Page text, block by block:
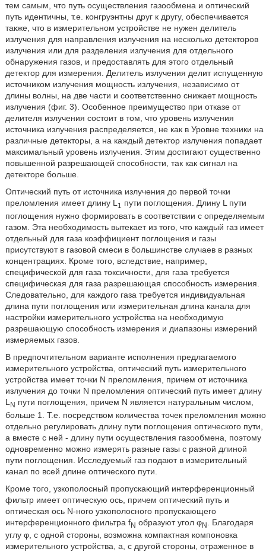
тем самым, что путь осуществления газообмена и оптический
путь идентичны, т.е. конгруэнтны друг к другу, обеспечивается
также, что в измерительном устройстве не нужен делитель
излучения для направления излучения на несколько детекторов
излучения или для разделения излучения для отдельного
обнаружения газов, и предоставлять для этого отдельный
детектор для измерения. Делитель излучения делит испущенную
источником излучения мощность излучения, независимо от
длины волны, на две части и соответственно снижает мощность
излучения (фиг. 3). Особенное преимущество при отказе от
делителя излучения состоит в том, что уровень излучения
источника излучения распределяется, не как в Уровне техники на
различные детекторы, а на каждый детектор излучения попадает
максимальный уровень излучения. Этим достигают существенно
повышенной разрешающей способности, так как сигнал на
детекторе больше.
Оптический путь от источника излучения до первой точки
преломления имеет длину L 1
пути поглощения. Длину L пути
поглощения нужно формировать в соответствии с определяемым
газом. Эта необходимость вытекает из того, что каждый газ имеет
отдельный для газа коэффициент поглощения и газы
присутствуют в газовой смеси в большинстве случаев в разных
концентрациях. Кроме того, вследствие, например,
специфической для газа токсичности, для газа требуется
специфическая для газа разрешающая способность измерения.
Следовательно, для каждого газа требуется индивидуальная
длина пути поглощения или измерительная длина канала для
настройки измерительного устройства на необходимую
разрешающую способность измерения и диапазоны измерений
измеряемых газов.
В предпочтительном варианте исполнения предлагаемого
измерительного устройства, оптический путь измерительного
устройства имеет точки N преломления, причем от источника
излучения до точки N преломления оптический путь имеет длину
L N пути поглощения, причем N является натуральным числом,
больше 1. Т.е. посредством количества точек преломления можно
отдельно регулировать длину пути поглощения оптического пути,
а вместе с ней - длину пути осуществления газообмена, поэтому
одновременно можно измерять разные газы с разной длиной
пути поглощения. Исследуемый газ подают в измерительный
канал по всей длине оптического пути.
Кроме того, узкополосный пропускающий интерференционный
фильтр имеет оптическую ось, причем оптический путь и
оптическая ось N-ного узкополосного пропускающего
интерференционного фильтра fN образуют угол φN
. Благодаря
углу φ, с одной стороны, возможна компактная компоновка
измерительного устройства, а, с другой стороны, отраженное в